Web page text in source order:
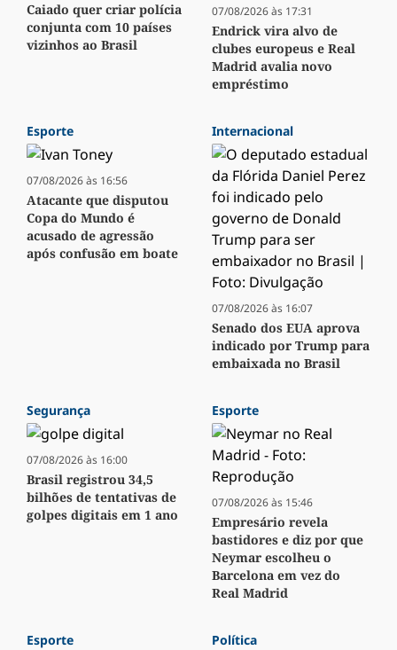
Caiado quer criar polícia
conjunta com 10 países
vizinhos ao Brasil
07/08/2026 às 17:31
Endrick vira alvo de
clubes europeus e Real
Madrid avalia novo
empréstimo
Esporte
07/08/2026 às 16:56
Atacante que disputou
Copa do Mundo é
acusado de agressão
após confusão em boate
Internacional
07/08/2026 às 16:07
Senado dos EUA aprova
indicado por Trump para
embaixada no Brasil
Segurança
07/08/2026 às 16:00
Brasil registrou 34,5
bilhões de tentativas de
golpes digitais em 1 ano
Esporte
07/08/2026 às 15:46
Empresário revela
bastidores e diz por que
Neymar escolheu o
Barcelona em vez do
Real Madrid
Esporte Política